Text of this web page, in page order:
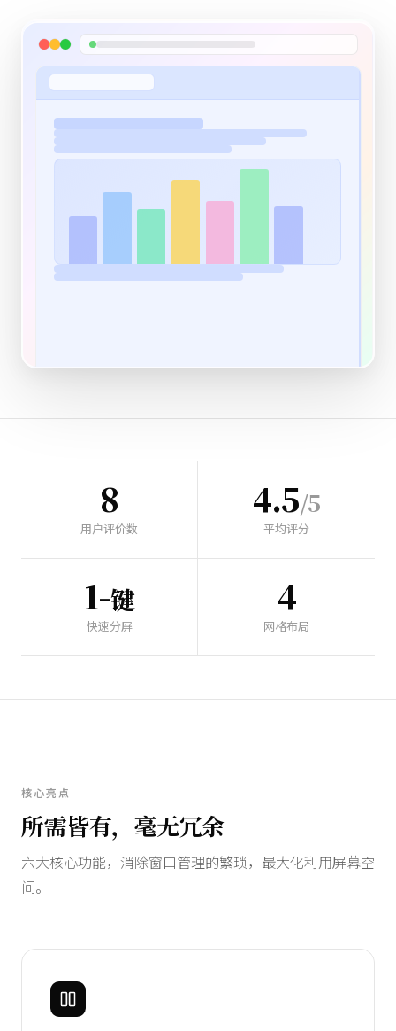
8
用户评价数
4.5/5
平均评分
1-键
快速分屏
4
网格布局
核心亮点
所需皆有，毫无冗余
六大核心功能，消除窗口管理的繁琐，最大化利用屏幕空
间。